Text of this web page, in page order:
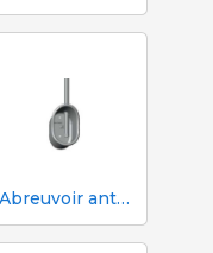
Abreuvoir anti-déversement ACO Funki Mini Drik-O-Mat® pour porcelets